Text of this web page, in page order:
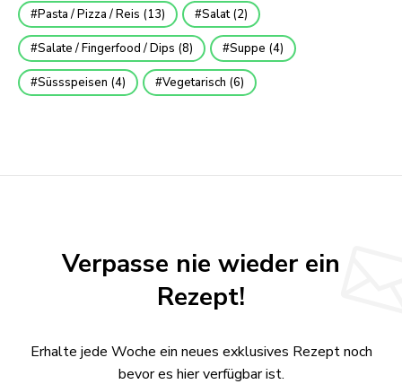
Pasta / Pizza / Reis (13) Salat(2)
Salate / Fingerfood / Dips (8) Suppe (4)
Süssspeisen (4) Vegetarisch (6)
Verpasse nie wieder ein
Rezept!
Erhalte jede Woche ein neues exklusives Rezept noch
bevor es hier verfügbar ist.